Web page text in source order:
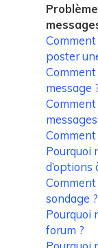
poster
message
Pourquoi
d’options
sondage ?
Pourquoi
forum ?